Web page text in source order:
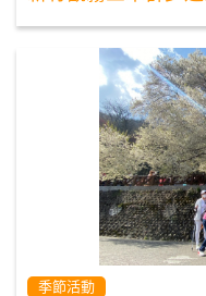
季節活動